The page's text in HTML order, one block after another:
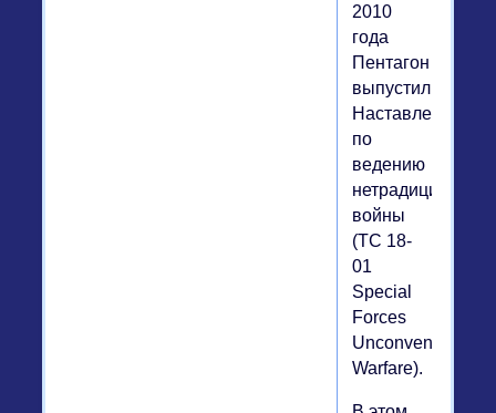
2010
года
Пентагон
выпустил
Наставление
по
ведению
нетрадиционной
войны
(TC 18-
01
Special
Forces
Unconventional
Warfare).